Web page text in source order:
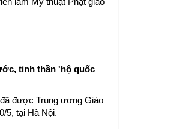
tinh thần 'hộ quốc
được Trung ương Giáo
5, tại Hà Nội.